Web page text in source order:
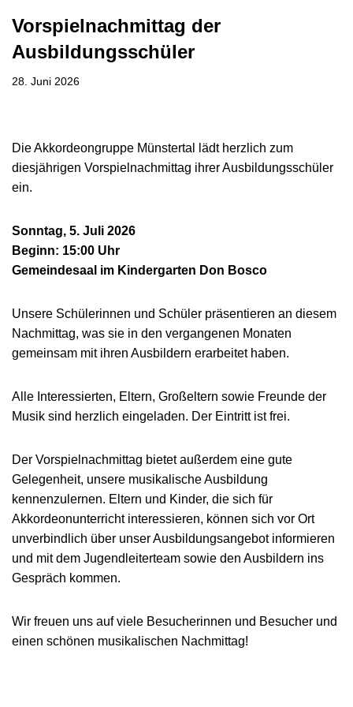
Vorspielnachmittag der
Ausbildungsschüler
28. Juni 2026
Die Akkordeongruppe Münstertal lädt herzlich zum
diesjährigen Vorspielnachmittag ihrer Ausbildungsschüler
ein.
Sonntag, 5. Juli 2026
Beginn: 15:00 Uhr
Gemeindesaal im Kindergarten Don Bosco
Unsere Schülerinnen und Schüler präsentieren an diesem
Nachmittag, was sie in den vergangenen Monaten
gemeinsam mit ihren Ausbildern erarbeitet haben.
Alle Interessierten, Eltern, Großeltern sowie Freunde der
Musik sind herzlich eingeladen. Der Eintritt ist frei.
Der Vorspielnachmittag bietet außerdem eine gute
Gelegenheit, unsere musikalische Ausbildung
kennenzulernen. Eltern und Kinder, die sich für
Akkordeonunterricht interessieren, können sich vor Ort
unverbindlich über unser Ausbildungsangebot informieren
und mit dem Jugendleiterteam sowie den Ausbildern ins
Gespräch kommen.
Wir freuen uns auf viele Besucherinnen und Besucher und
einen schönen musikalischen Nachmittag!